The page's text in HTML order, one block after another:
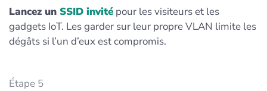
Lancez un SSID invité pour les visiteurs et les
gadgets IoT. Les garder sur leur propre VLAN limite les
dégâts si l’un d’eux est compromis.
Étape 5